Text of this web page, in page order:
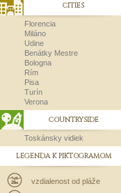
CITIES
Florencia
Miláno
Udine
Benátky Mestre
Bologna
Rím
Pisa
Turín
Verona
COUNTRYSIDE
Toskánsky vidiek
LEGENDA K PIKTOGRAMOM
vzdialenost od pláže